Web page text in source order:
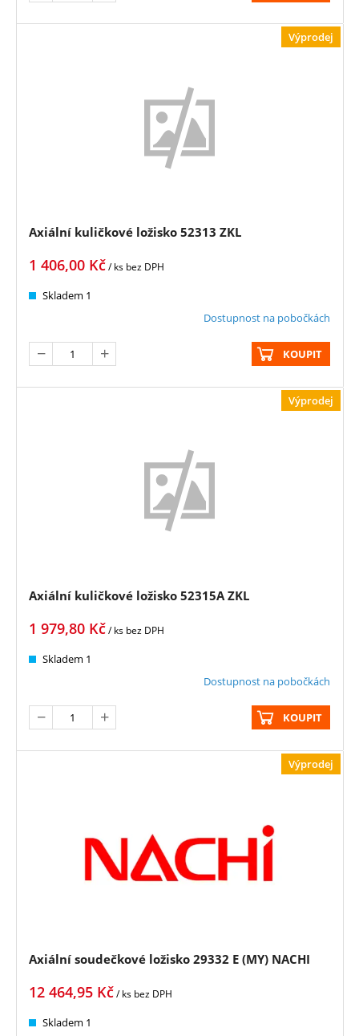
Výprodej
Axiální kuličkové ložisko 52313 ZKL
1 406,00 Kč/ ks bez DPH
Skladem 1
Dostupnost na pobočkách
KOUPIT
Výprodej
Axiální kuličkové ložisko 52315A ZKL
1 979,80 Kč/ ks bez DPH
Skladem 1
Dostupnost na pobočkách
KOUPIT
Výprodej
Axiální soudečkové ložisko 29332 E (MY) NACHI
12 464,95 Kč/ ks bez DPH
Skladem 1